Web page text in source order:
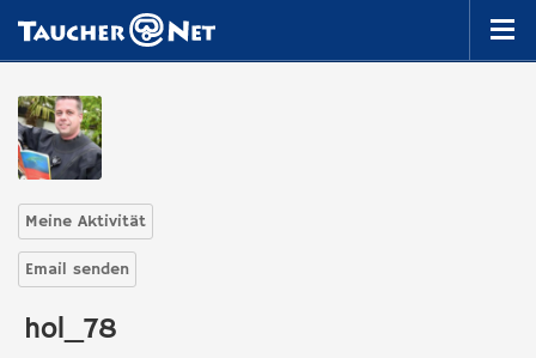
Meine Aktivität
Email senden
hol_78